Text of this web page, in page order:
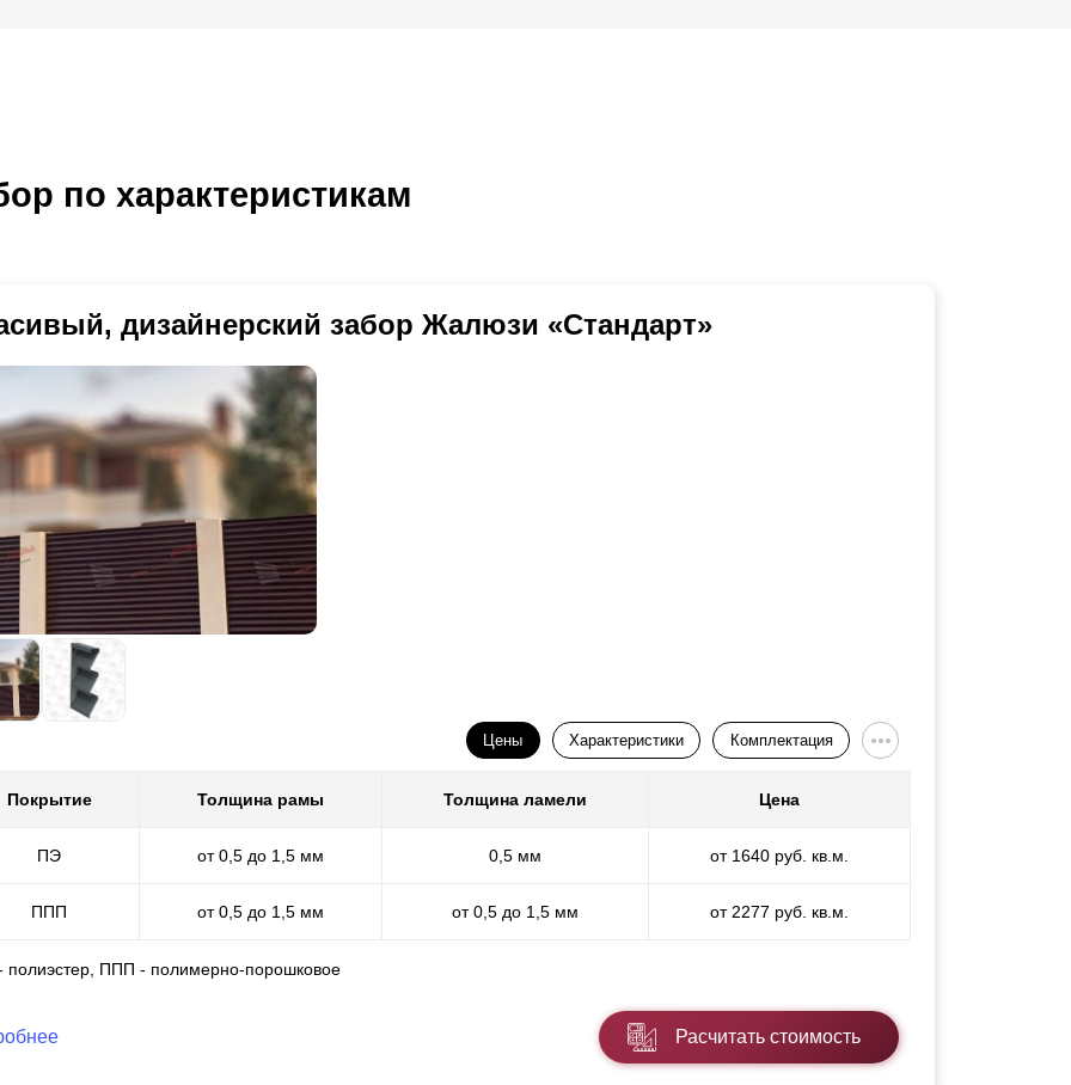
по характеристикам
дизайнерский забор Жалюзи «Стандарт»
Цены Характеристики Комплектация
Покрытие Толщина рамы Толщина ламели Цена
ПЭ от 0,5 до 1,5 мм 0,5 мм от 1640 руб. кв.м.
ППП от 0,5 до 1,5 мм от 0,5 до 1,5 мм от 2277 руб. кв.м.
полиэстер, ППП - полимерно-порошковое
Расчитать стоимость